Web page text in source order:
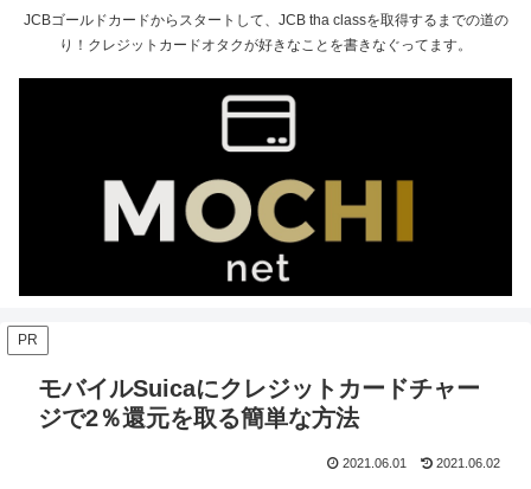
JCBゴールドカードからスタートして、JCB tha classを取得するまでの道の
り！クレジットカードオタクが好きなことを書きなぐってます。
PR
モバイルSuicaにクレジットカードチャー
ジで2％還元を取る簡単な方法
2021.06.01 2021.06.02